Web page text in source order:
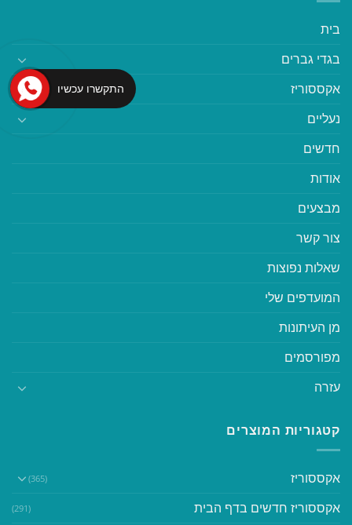
בית
בגדי גברים
אקססוריז
נעליים
חדשים
אודות
מבצעים
צור קשר
שאלות נפוצות
המועדפים שלי
מן העיתונות
מפורסמים
עזרה
קטגוריות המוצרים
אקססוריז (365)
אקססוריז חדשים בדף הבית (291)
התקשרו עכשיו